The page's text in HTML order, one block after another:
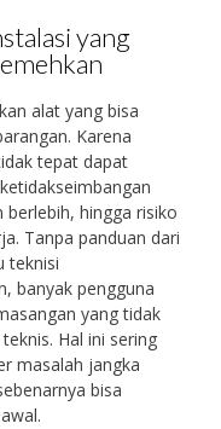
yang
alat yang bisa
Karena
tepat dapat
berlebih, hingga risiko
Tanpa panduan dari
teknisi
banyak pengguna
yang tidak
Hal ini sering
masalah jangka
bisa